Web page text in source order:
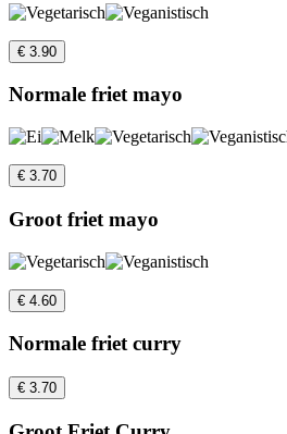
€ 3.90
Normale friet mayo
€ 3.70
Groot friet mayo
€ 4.60
Normale friet curry
€ 3.70